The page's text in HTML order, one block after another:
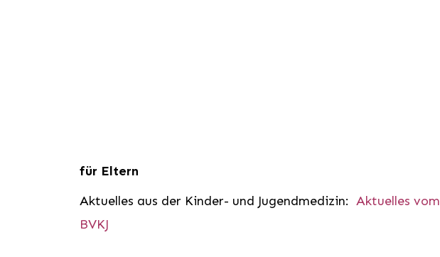
für Eltern
Aktuelles aus der Kinder- und Jugendmedizin: Aktuelles vom
BVKJ